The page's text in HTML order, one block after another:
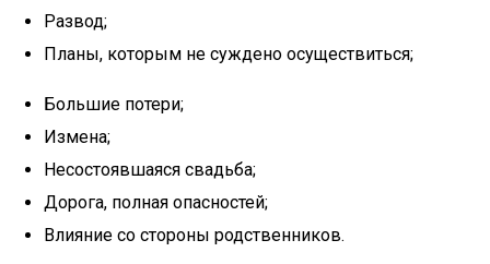
Развод;
Планы, которым не суждено осуществиться;
Большие потери;
Измена;
Несостоявшаяся свадьба;
Дорога, полная опасностей;
Влияние со стороны родственников.